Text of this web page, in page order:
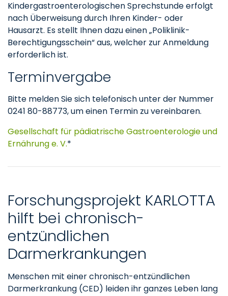
Kindergastroenterologischen Sprechstunde erfolgt
nach Überweisung durch Ihren Kinder- oder
Hausarzt. Es stellt Ihnen dazu einen „Poliklinik-
Berechtigungsschein“ aus, welcher zur Anmeldung
erforderlich ist.
Terminvergabe
Bitte melden Sie sich telefonisch unter der Nummer
0241 80-88773, um einen Termin zu vereinbaren.
Gesellschaft für pädiatrische Gastroenterologie und
Ernährung e. V.*
Forschungsprojekt KARLOTTA
hilft bei chronisch-
entzündlichen
Darmerkrankungen
Menschen mit einer chronisch-entzündlichen
Darmerkrankung (CED) leiden ihr ganzes Leben lang